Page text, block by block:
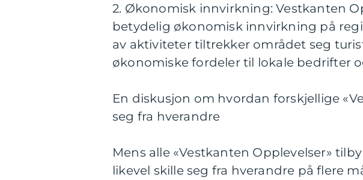
2. Økonomisk innvirkning: Vestkanten
betydelig økonomisk innvirkning på
av aktiviteter tiltrekker området seg
økonomiske fordeler til lokale bedrifter
En diskusjon om hvordan forskjellige
seg fra hverandre
Mens alle «Vestkanten Opplevelser»
likevel skille seg fra hverandre på flere